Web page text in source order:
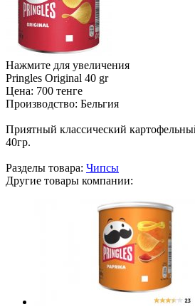
Нажмите для увеличения
Pringles Original 40 gr
Цена: 700 тенге
Производство: Бельгия
Приятный классический
40гр.
Разделы товара: Чипсы
Другие товары компании: